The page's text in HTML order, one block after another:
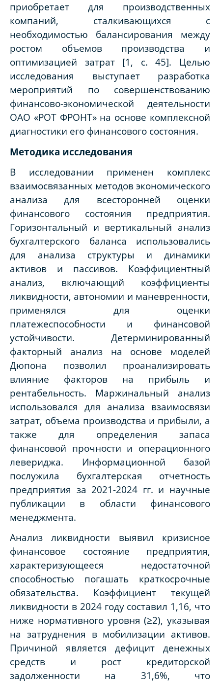
приобретает для производственных
компаний, сталкивающихся с
необходимостью балансирования между
ростом объемов производства и
оптимизацией затрат [1, с. 45]. Целью
исследования выступает разработка
мероприятий по совершенствованию
финансово-экономической деятельности
ОАО «РОТ ФРОНТ» на основе комплексной
диагностики его финансового состояния.
Методика исследования
В исследовании применен комплекс
взаимосвязанных методов экономического
анализа для всесторонней оценки
финансового состояния предприятия.
Горизонтальный и вертикальный анализ
бухгалтерского баланса использовались
для анализа структуры и динамики
активов и пассивов. Коэффициентный
анализ, включающий коэффициенты
ликвидности, автономии и маневренности,
применялся для оценки
платежеспособности и финансовой
устойчивости. Детерминированный
факторный анализ на основе моделей
Дюпона позволил проанализировать
влияние факторов на прибыль и
рентабельность. Маржинальный анализ
использовался для анализа взаимосвязи
затрат, объема производства и прибыли, а
также для определения запаса
финансовой прочности и операционного
левериджа. Информационной базой
послужила бухгалтерская отчетность
предприятия за 2021-2024 гг. и научные
публикации в области финансового
менеджмента.
Анализ ликвидности выявил кризисное
финансовое состояние предприятия,
характеризующееся недостаточной
способностью погашать краткосрочные
обязательства. Коэффициент текущей
ликвидности в 2024 году составил 1,16, что
ниже нормативного уровня (≥2), указывая
на затруднения в мобилизации активов.
Причиной является дефицит денежных
средств и рост кредиторской
задолженности на 31,6%, что